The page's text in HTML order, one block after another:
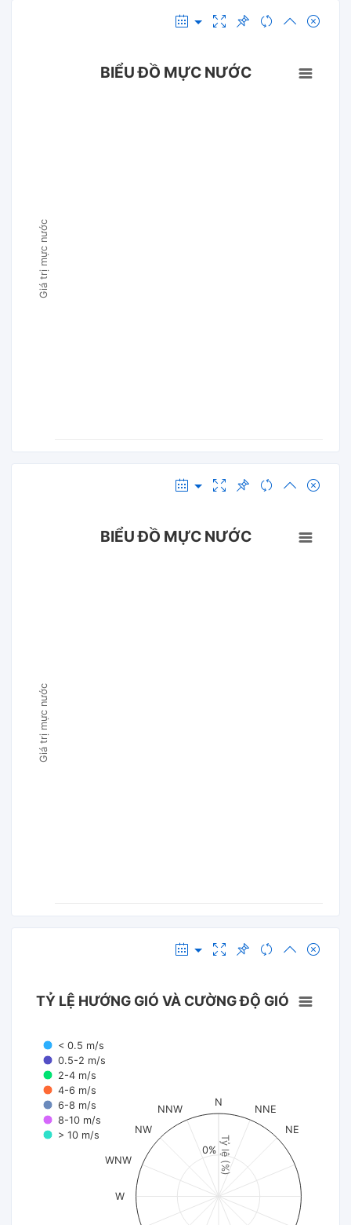
Giá trị mực nước
BIỂU ĐỒ MỰC NƯỚC
Giá trị mực nước
BIỂU ĐỒ MỰC NƯỚC
Tỷ lệ (%)
TỶ LỆ HƯỚNG GIÓ VÀ CƯỜNG ĐỘ GIÓ
< 0.5 m/s
0.5-2 m/s
2-4 m/s
4-6 m/s
6-8 m/s
8-10 m/s
> 10 m/s
N
NNE
NE
W
WNW
NW
NNW
0%